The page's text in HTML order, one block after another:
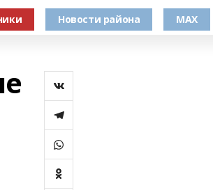
Новости района MAX